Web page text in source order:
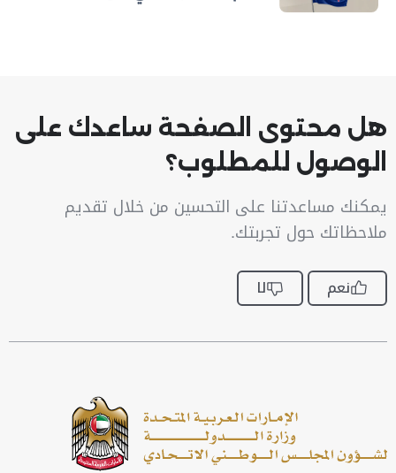
هل محتوى الصفحة ساعدك على
الوصول للمطلوب؟
يمكنك مساعدتنا على التحسين من خلال تقديم
ملاحظاتك حول تجربتك.
نعم لا